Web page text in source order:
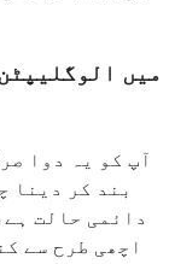
میں
آپ کو یہ دوا
دائمی حالت
اچھی طرح سے